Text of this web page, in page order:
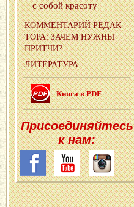
с собой кра­со­ту
КОМ­МЕН­ТА­РИЙ РЕ­ДАК­
ТО­РА: ЗАЧЕМ НУЖНЫ
ПРИТ­ЧИ?
ЛИ­ТЕ­РА­ТУ­РА
Книга в PDF
При­со­еди­няй­тесь
к нам: